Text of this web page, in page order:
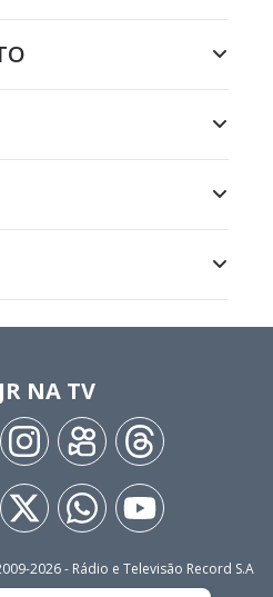
JR NA TV
2026- Rádio e Televisão Record S.A